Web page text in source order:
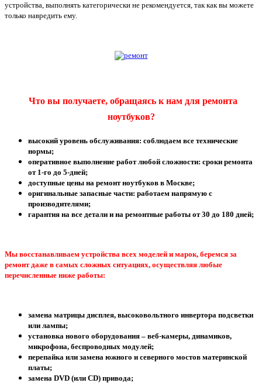
устройства, выполнять категорически не рекомендуется, так как вы можете
только навредить ему.
Что вы получаете, обращаясь к нам для ремонта
ноутбуков?
высокий уровень обслуживания: соблюдаем все технические
нормы;
оперативное выполнение работ любой сложности: сроки ремонта
от 1-го до 5-дней;
доступные цены на ремонт ноутбуков в Москве;
оригинальные запасные части: работаем напрямую с
производителями;
гарантия на все детали и на ремонтные работы от 30 до 180 дней;
Мы восстанавливаем устройства всех моделей и марок, беремся за
ремонт даже в самых сложных ситуациях, осуществляя любые
перечисленные ниже работы:
замена матрицы дисплея, высоковольтного инвертора подсветки
или лампы;
установка нового оборудования – веб-камеры, динамиков,
микрофона, беспроводных модулей;
перепайка или замена южного и северного мостов материнской
платы;
замена DVD (или CD) привода;